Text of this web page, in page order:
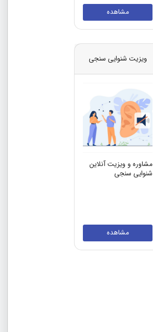
مشاهده
ویزیت شنوایی سنجی
مشاوره و ویزیت آنلاین
شنوایی سنجی
مشاهده